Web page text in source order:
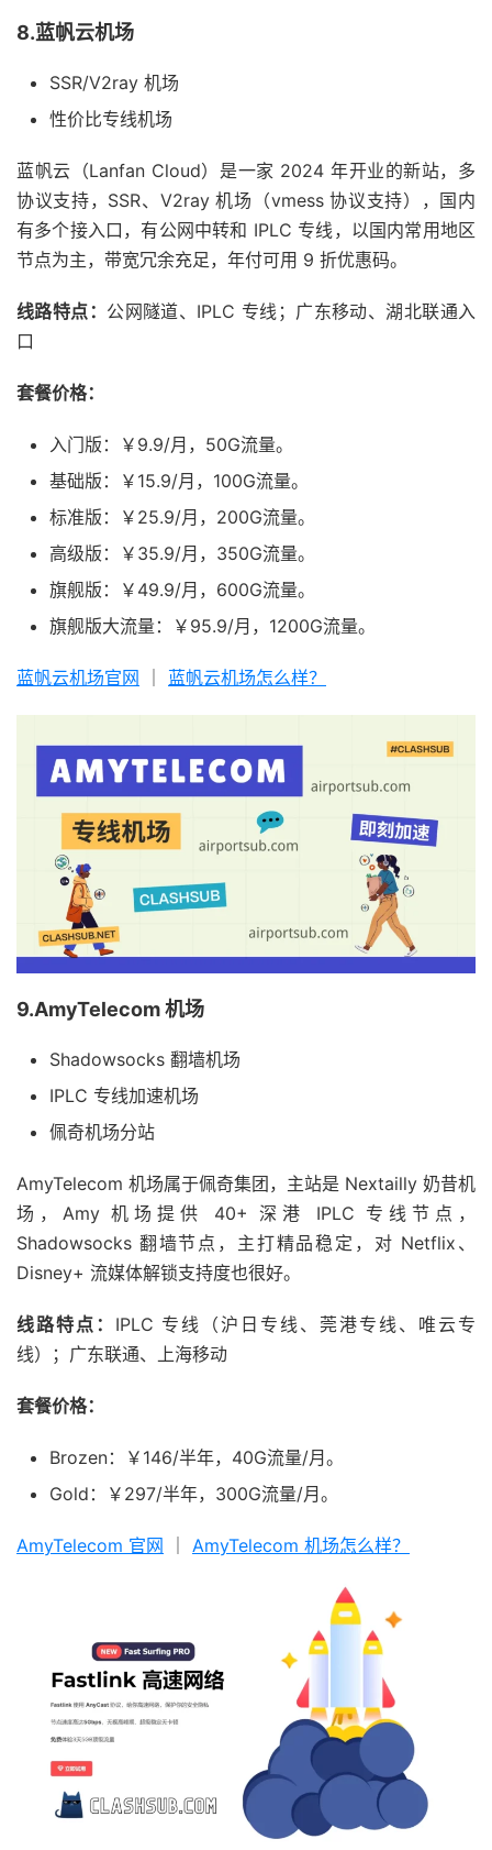
8.蓝帆云机场
SSR/V2ray 机场
性价比专线机场
蓝帆云（Lanfan Cloud）是一家 2024 年开业的新站，多
协议支持，SSR、V2ray 机场（vmess 协议支持），国内
有多个接入口，有公网中转和 IPLC 专线，以国内常用地区
节点为主，带宽冗余充足，年付可用 9 折优惠码。
线路特点： 公网隧道、IPLC 专线；广东移动、湖北联通入
口
套餐价格：
入门版：￥9.9/月，50G流量。
基础版：￥15.9/月，100G流量。
标准版：￥25.9/月，200G流量。
高级版：￥35.9/月，350G流量。
旗舰版：￥49.9/月，600G流量。
旗舰版大流量：￥95.9/月，1200G流量。
蓝帆云机场官网 蓝帆云机场怎么样？
9.AmyTelecom 机场
Shadowsocks 翻墙机场
IPLC 专线加速机场
佩奇机场分站
AmyTelecom 机场属于佩奇集团，主站是 Nextailly 奶昔机
场，Amy 机场提供 40+ 深港 IPLC 专线节点，
Shadowsocks 翻墙节点，主打精品稳定，对 Netflix、
Disney+ 流媒体解锁支持度也很好。
线路特点： IPLC 专线（沪日专线、莞港专线、唯云专
线）；广东联通、上海移动
套餐价格：
Brozen：￥146/半年，40G流量/月。
Gold：￥297/半年，300G流量/月。
AmyTelecom 官网 AmyTelecom 机场怎么样？